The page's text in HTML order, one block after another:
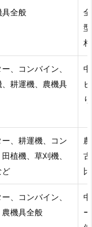
全般
ー、コンバイン、
、耕運機、農機具
ー、耕運機、コン
植機、草刈機、
ど
ー、コンバイン、
機具全般